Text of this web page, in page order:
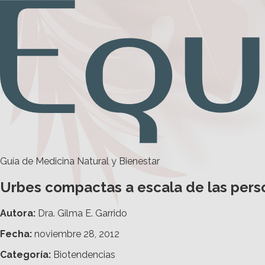
Guía de Medicina Natural y Bienestar
Urbes compactas a escala de las
Autora: Dra. Gilma E. Garrido
Fecha: noviembre 28, 2012
Categoría: Biotendencias